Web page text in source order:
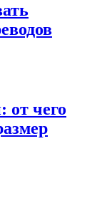
от чего